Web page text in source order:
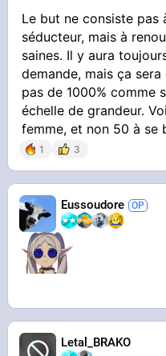
Le but ne consiste pas
séducteur, mais à
saines. Il y aura
demande, mais ça
pas de 1000% comme
échelle de grandeur.
femme, et non 50 à
1 3
Eussoudore
Letal_BRAKO